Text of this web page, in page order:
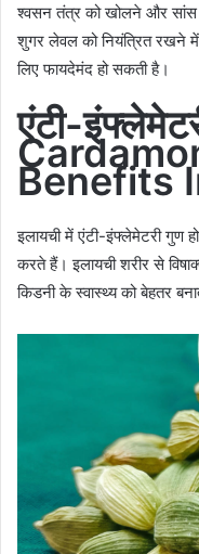
श्वसन तंत्र को खोलने और
शुगर लेवल को नियंत्रित रखने में
लिए फायदेमंद हो सकती है।
एंटी-
Benefits
इलायची में एंटी-इंफ्लेमेटरी
करते हैं। इलायची शरीर से
किडनी के स्वास्थ्य को बेहतर